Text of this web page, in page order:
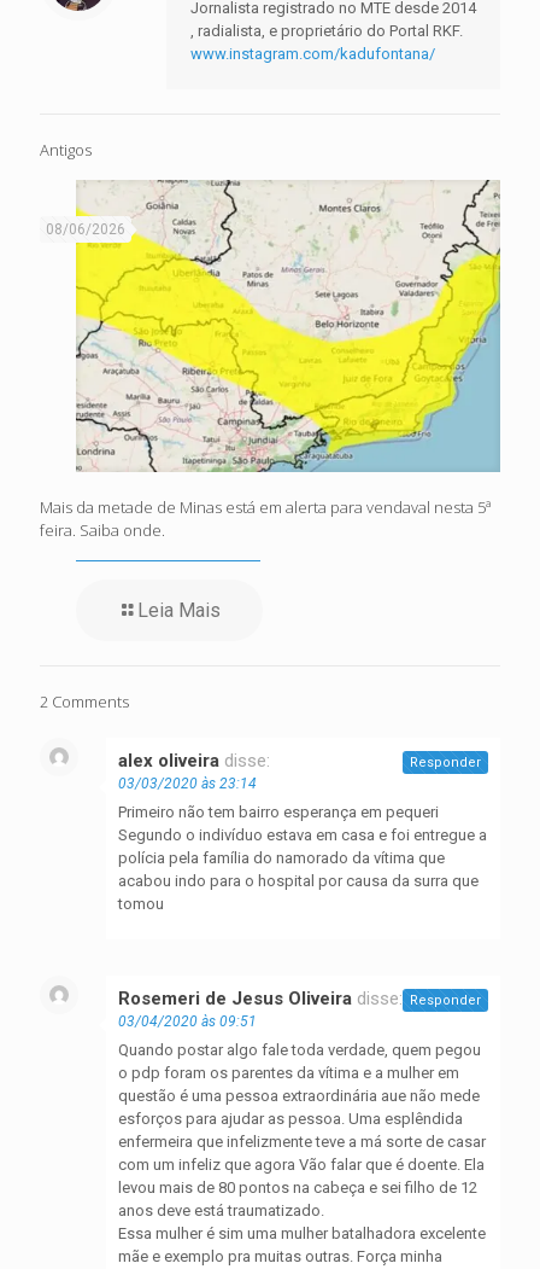
Jornalista registrado no MTE desde 2014
, radialista, e proprietário do Portal RKF.
www.instagram.com/kadufontana/
Antigos
08/06/2026
Mais da metade de Minas está em alerta para vendaval nesta 5ª
feira. Saiba onde.
Leia Mais
2 Comments
alex oliveira disse:
03/03/2020 às 23:14
Primeiro não tem bairro esperança em pequeri
Segundo o indivíduo estava em casa e foi entregue a
polícia pela família do namorado da vítima que
acabou indo para o hospital por causa da surra que
tomou
Responder
Rosemeri de Jesus Oliveira disse:
03/04/2020 às 09:51
Quando postar algo fale toda verdade, quem pegou
o pdp foram os parentes da vítima e a mulher em
questão é uma pessoa extraordinária aue não mede
esforços para ajudar as pessoa. Uma esplêndida
enfermeira que infelizmente teve a má sorte de casar
com um infeliz que agora Vão falar que é doente. Ela
levou mais de 80 pontos na cabeça e sei filho de 12
anos deve está traumatizado.
Essa mulher é sim uma mulher batalhadora excelente
mãe e exemplo pra muitas outras. Força minha
Responder